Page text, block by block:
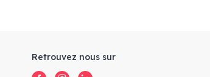
Retrouvez nous sur